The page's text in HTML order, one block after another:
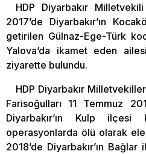
HDP Diyarbakır
2017’de Diyarbakır’ın
getirilen Gülnaz-Ege-Türk
Yalova’da ikamet eden
ziyarette bulundu.
HDP Diyarbakır
Farisoğulları 11 Temmuz
Diyarbakır’ın Kulp ilçesi
operasyonlarda ölü olarak
2018’de Diyarbakır’ın